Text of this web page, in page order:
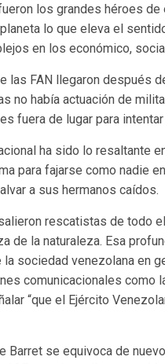
los grandes héroes
lo que eleva el
en los económico,
las FAN llegaron después
no había actuación de
fuera de lugar para
ha sido lo resaltante
para fajarse como nadie
a sus hermanos caídos.
rescatistas de todo
de la naturaleza. Esa
sociedad venezolana en
comunicacionales como
“que el Ejército
Barret se equivoca de